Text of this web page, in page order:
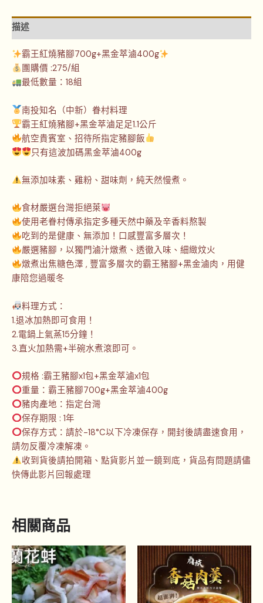
描述
霸王紅燒豬腳700g+黑金萃滷400g
團購價 :275/組
最低數量：18組
南投知名（中新）眷村料理
霸王紅燒豬腳+黑金萃滷足足1.1公斤
航空貴賓室、招待所指定豬腳飯
只有這波加碼黑金萃滷400g
無添加味素、雞粉、甜味劑，純天然慢煮。
食材嚴選台灣拒絕萊
使用老眷村傳承指定多種天然中藥及辛香料熬製
吃到的是健康、無添加！口感豐富多層次！
嚴選豬腳，以獨門滷汁燉煮、透徹入味、細緻炆火
燉煮出焦糖色澤 , 豐富多層次的霸王豬腳+黑金滷肉，用健
康陪您過暖冬
料理方式：
1.退冰加熱即可食用！
2.電鍋上氣蒸15分鐘！
3.直火加熱需+半碗水煮滾即可。
規格 :霸王豬腳x1包+黑金萃滷x1包
重量：霸王豬腳700g+黑金萃滷400g
豬肉產地：指定台灣
保存期限 : 1年
保存方式：請於-18°C以下冷凍保存，開封後請盡速食用，
請勿反覆冷凍解凍。
收到貨後請拍開箱、點貨影片並一鏡到底，貨品有問題請儘
快傳此影片回報處理
相關商品
此
產
品
有